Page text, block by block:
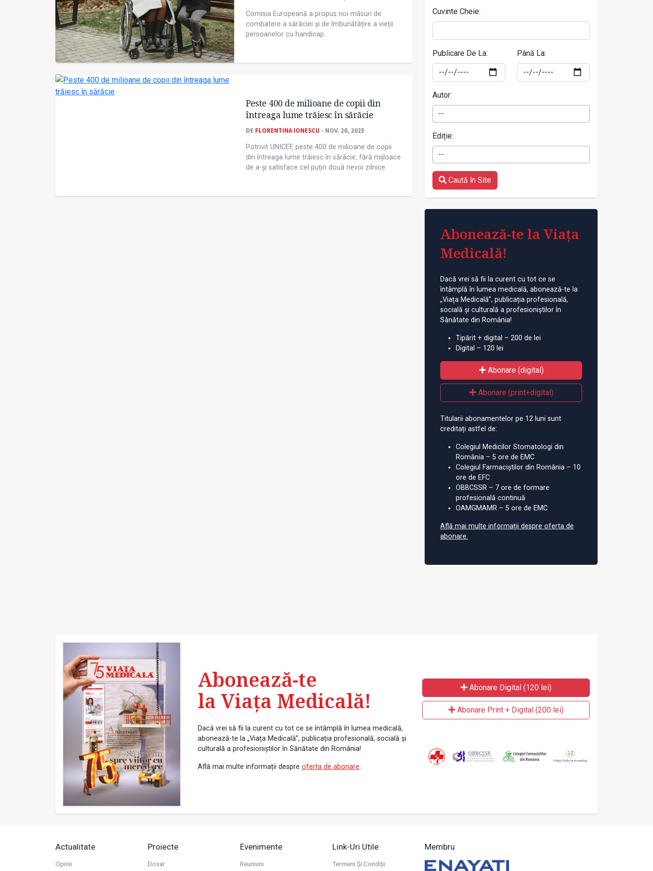
Comisia Europeană a propus noi măsuri de
combatere a sărăciei și de îmbunătățire a vieții
persoanelor cu handicap.
Peste 400 de milioane de copii din
întreaga lume trăiesc în sărăcie
DE FLORENTINA IONESCU - NOV. 20, 2025
Potrivit UNICEF, peste 400 de milioane de copii
din întreaga lume trăiesc în sărăcie, fără mijloace
de a-și satisface cel puțin două nevoi zilnice.
Cuvinte Cheie:
Publicare De La: Până La:
Autor:
--
Ediție:
--
Caută în Site
Abonează-te la Viața
Medicală!
Dacă vrei să fii la curent cu tot ce se
întâmplă în lumea medicală, abonează-te la
„Viața Medicală”, publicația profesională,
socială și culturală a profesioniștilor în
Sănătate din România!
Tipărit + digital – 200 de lei
Digital – 120 lei
Abonare (digital)
Abonare (print+digital)
Titularii abonamentelor pe 12 luni sunt
creditați astfel de:
Colegiul Medicilor Stomatologi din
România – 5 ore de EMC
Colegiul Farmaciștilor din România – 10
ore de EFC
OBBCSSR – 7 ore de formare
profesională continuă
OAMGMAMR – 5 ore de EMC
Află mai multe informații despre oferta de
abonare.
Abonează-te
la Viața Medicală!
Dacă vrei să fii la curent cu tot ce se întâmplă în lumea medicală,
abonează-te la „Viața Medicală”, publicația profesională, socială și
culturală a profesioniștilor în Sănătate din România!
Află mai multe informații despre oferta de abonare.
Abonare Digital (120 lei)
Abonare Print + Digital (200 lei)
Actualitate
Opinii
Proiecte
Dosar
Evenimente
Reuniuni
Link-Uri Utile
Termeni Și Condiții
Membru